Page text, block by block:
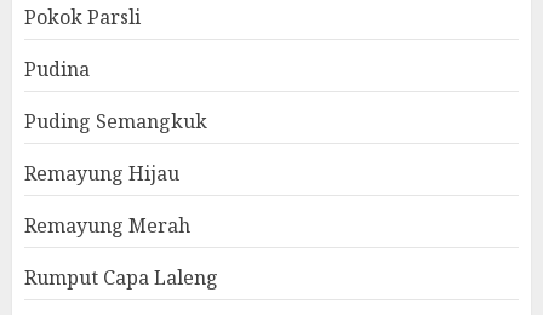
Pokok Parsli
Pudina
Puding Semangkuk
Remayung Hijau
Remayung Merah
Rumput Capa Laleng